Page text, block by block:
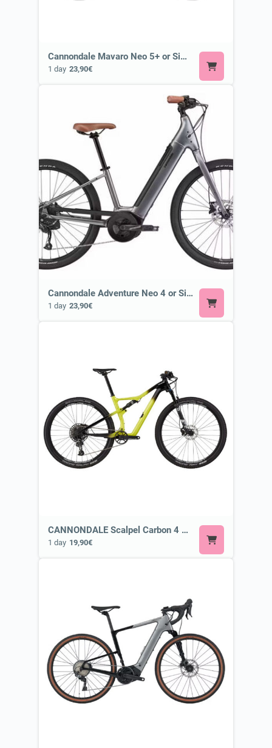
Cannondale Mavaro Neo 5+ or Similar
1 day 23,90€
Cannondale Adventure Neo 4 or Similar
1 day 23,90€
CANNONDALE Scalpel Carbon 4 HLT or Similar
1 day 19,90€